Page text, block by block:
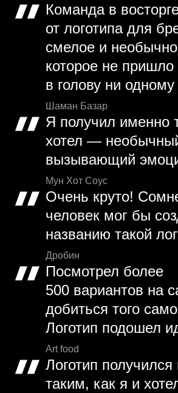
Команда в
от логотипа для
смелое и
которое не
в голову ни одному
Шаман Базар
Я получил именно
хотел —
вызывающий
Мун Хот Соус
Очень круто!
человек мог бы
названию такой
Дробин
Посмотрел более
500 вариантов на
добиться того
Логотип подошел
Art food
Логотип
таким, как я и